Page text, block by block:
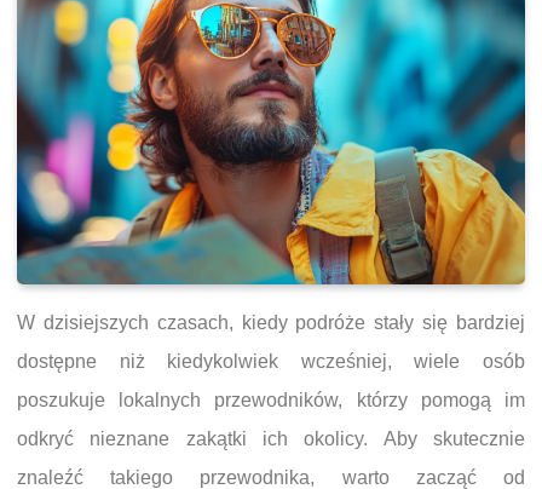
W dzisiejszych czasach, kiedy podróże stały się bardziej
dostępne niż kiedykolwiek wcześniej, wiele osób
poszukuje lokalnych przewodników, którzy pomogą im
odkryć nieznane zakątki ich okolicy. Aby skutecznie
znaleźć takiego przewodnika, warto zacząć od